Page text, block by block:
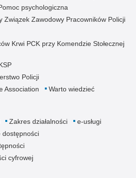
psychologiczna
Związek Zawodowy Pracowników Policji
Krwi PCK przy Komendzie Stołecznej
Policji
Association
Warto wiedzieć
Zakres działalności
e-usługi
dostępności
cyfrowej